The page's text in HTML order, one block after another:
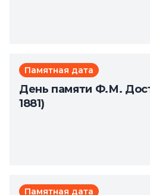
Памятная дата
День памяти Ф.М.
1881)
Памятная дата